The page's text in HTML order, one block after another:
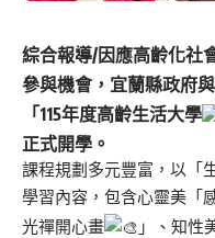
綜合報導/因應高齡化社
參與機會，宜蘭縣政府
「115年度高齡生活大學
正式開學。
課程規劃多元豐富，以「
學習內容，包含心靈美「
光禪開心畫
」、知性